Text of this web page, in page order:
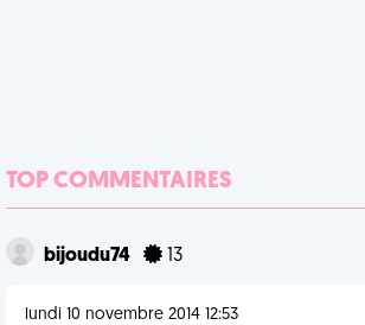
TOP COMMENTAIRES
bijoudu74 13
lundi 10 novembre 2014 12:53